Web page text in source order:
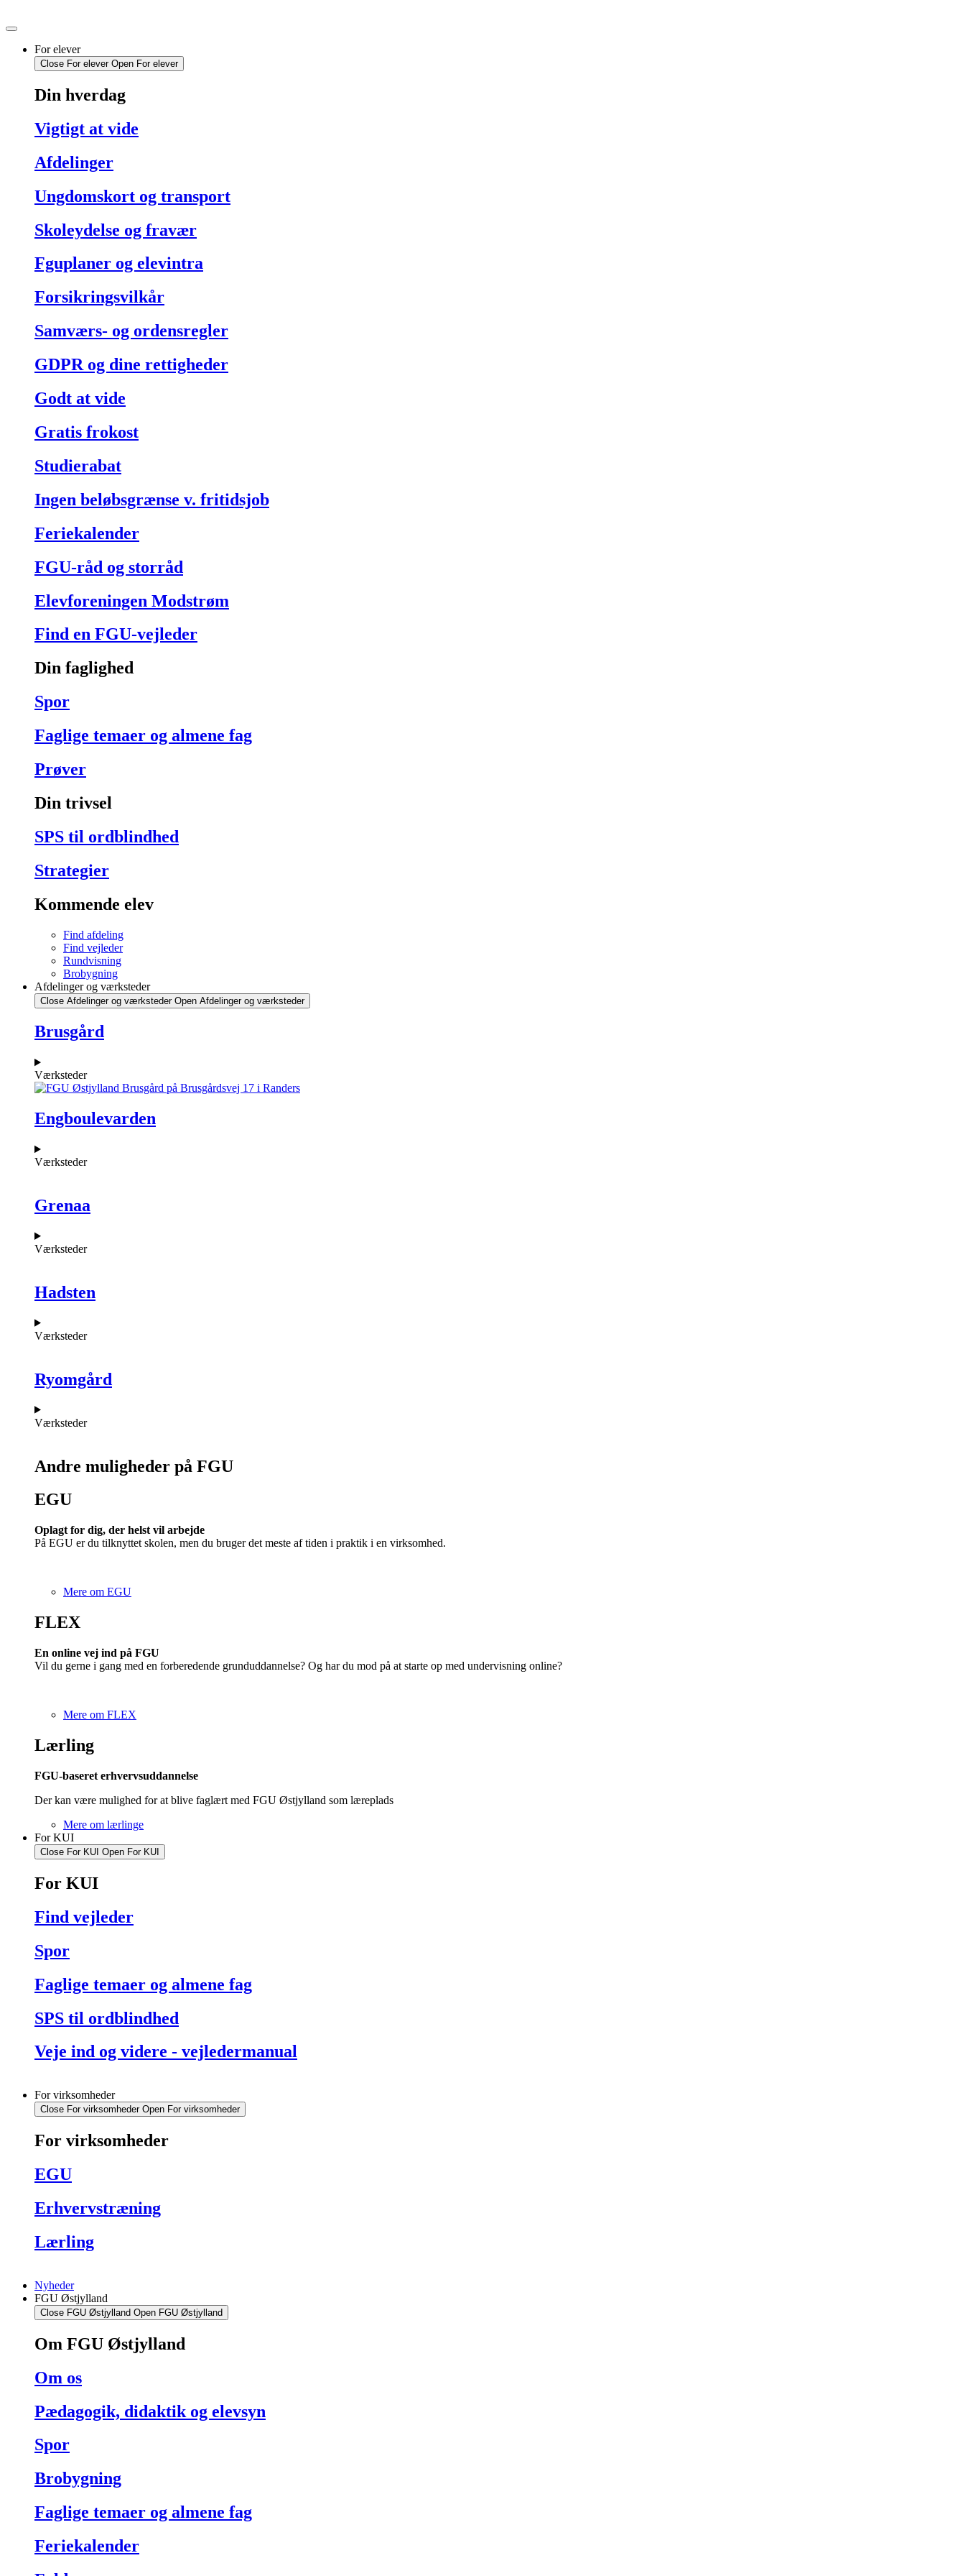
til
For elever
Close For elever Open For elever
Din hverdag
Vigtigt at vide
Afdelinger
Ungdomskort og transport
Skoleydelse og fravær
Fguplaner og elevintra
Forsikringsvilkår
Samværs- og ordensregler
GDPR og dine rettigheder
Godt at vide
Gratis frokost
Studierabat
Ingen beløbsgrænse v. fritidsjob
Feriekalender
FGU-råd og storråd
Elevforeningen Modstrøm
Find en FGU-vejleder
Din faglighed
Spor
Faglige temaer og almene fag
Prøver
Din trivsel
SPS til ordblindhed
Strategier
Kommende elev
Find afdeling
Find vejleder
Rundvisning
Brobygning
Afdelinger og værksteder
Close Afdelinger og værksteder Open Afdelinger og værksteder
Brusgård
Værksteder
Engboulevarden
Værksteder
Grenaa
Værksteder
Hadsten
Værksteder
Ryomgård
Værksteder
Andre muligheder på FGU
EGU​
Oplagt for dig, der helst vil arbejde
På EGU er du tilknyttet skolen, men du bruger det meste af tiden i praktik i en virksomhed.
Mere om EGU
FLEX
En online vej ind på FGU
Vil du gerne i gang med en forberedende grunduddannelse? Og har du mod på at starte op med undervisning online?
Mere om FLEX
Lærling
FGU-baseret erhvervsuddannelse
Der kan være mulighed for at blive faglært med FGU Østjylland som læreplads
Mere om lærlinge
For KUI
Close For KUI Open For KUI
For KUI
Find vejleder
Spor
Faglige temaer og almene fag
SPS til ordblindhed
Veje ind og videre - vejledermanual
For virksomheder
Close For virksomheder Open For virksomheder
For virksomheder
EGU
Erhvervstræning
Lærling
Nyheder
FGU Østjylland
Close FGU Østjylland Open FGU Østjylland
Om FGU Østjylland
Om os
Pædagogik, didaktik og elevsyn
Spor
Brobygning
Faglige temaer og almene fag
Feriekalender